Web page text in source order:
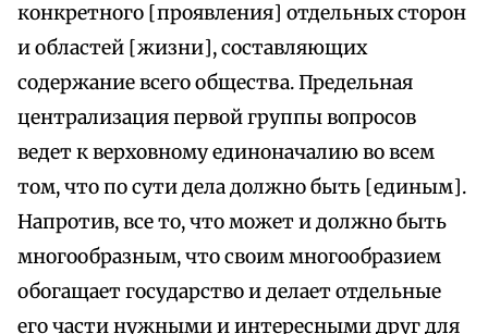
конкретного [проявления] отдельных сторон
и областей [жизни], составляющих
содержание всего общества. Предельная
централизация первой группы вопросов
ведет к верховному единоначалию во всем
том, что по сути дела должно быть [единым].
Напротив, все то, что может и должно быть
многообразным, что своим многообразием
обогащает государство и делает отдельные
его части нужными и интересными друг для